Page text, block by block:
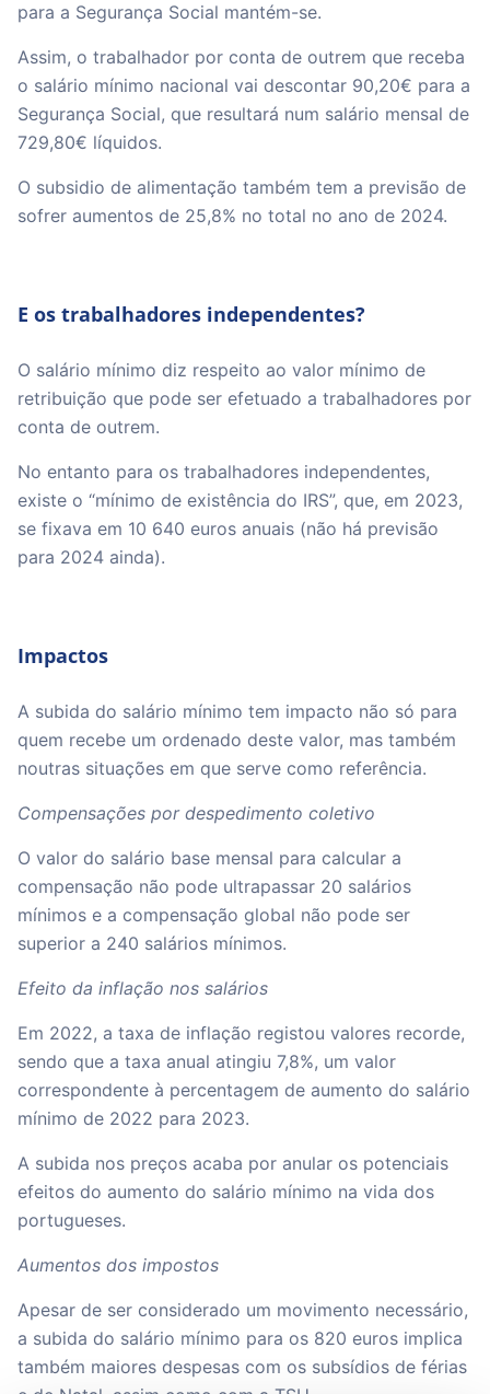
para a Segurança Social mantém-se.
Assim, o trabalhador por conta de outrem que receba
o salário mínimo nacional vai descontar 90,20€ para a
Segurança Social, que resultará num salário mensal de
729,80€ líquidos.
O subsidio de alimentação também tem a previsão de
sofrer aumentos de 25,8% no total no ano de 2024.
E os trabalhadores independentes?
O salário mínimo diz respeito ao valor mínimo de
retribuição que pode ser efetuado a trabalhadores por
conta de outrem.
No entanto para os trabalhadores independentes,
existe o “mínimo de existência do IRS”, que, em 2023,
se fixava em 10 640 euros anuais (não há previsão
para 2024 ainda).
Impactos
A subida do salário mínimo tem impacto não só para
quem recebe um ordenado deste valor, mas também
noutras situações em que serve como referência.
Compensações por despedimento coletivo
O valor do salário base mensal para calcular a
compensação não pode ultrapassar 20 salários
mínimos e a compensação global não pode ser
superior a 240 salários mínimos.
Efeito da inflação nos salários
Em 2022, a taxa de inflação registou valores recorde,
sendo que a taxa anual atingiu 7,8%, um valor
correspondente à percentagem de aumento do salário
mínimo de 2022 para 2023.
A subida nos preços acaba por anular os potenciais
efeitos do aumento do salário mínimo na vida dos
portugueses.
Aumentos dos impostos
Apesar de ser considerado um movimento necessário,
a subida do salário mínimo para os 820 euros implica
também maiores despesas com os subsídios de férias